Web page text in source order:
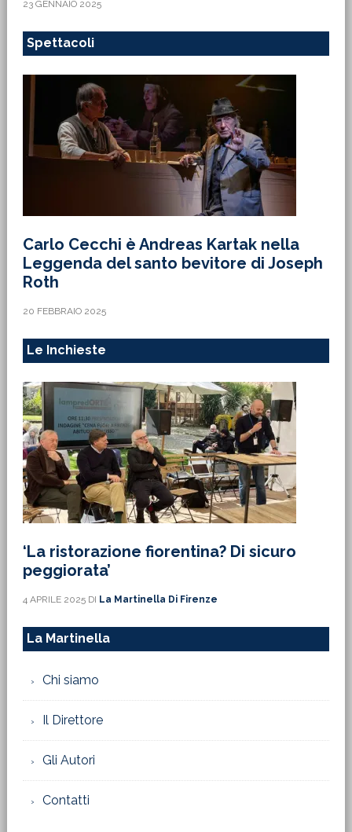
23 GENNAIO 2025
Spettacoli
Carlo Cecchi è Andreas Kartak nella
Leggenda del santo bevitore di Joseph
Roth
20 FEBBRAIO 2025
Le Inchieste
‘La ristorazione fiorentina? Di sicuro
peggiorata’
4 APRILE 2025DI La Martinella Di Firenze
La Martinella
Chi siamo
Il Direttore
Gli Autori
Contatti